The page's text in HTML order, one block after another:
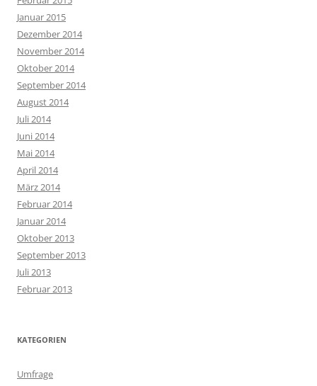
Januar 2015
Dezember 2014
November 2014
Oktober 2014
September 2014
August 2014
Juli 2014
Juni 2014
Mai 2014
April 2014
März 2014
Februar 2014
Januar 2014
Oktober 2013
September 2013
Juli 2013
Februar 2013
KATEGORIEN
Umfrage